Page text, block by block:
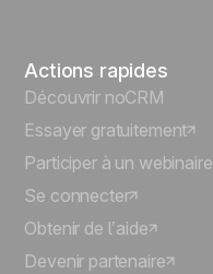
Actions rapides
Découvrir noCRM
Essayer gratuitement
Participer à un webinaire
Se connecter
Obtenir de l’aide
Devenir partenaire